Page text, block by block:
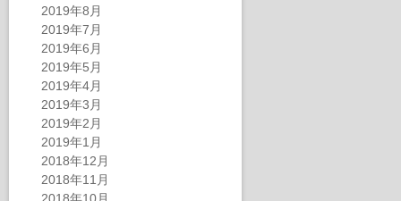
2019年8月
2019年7月
2019年6月
2019年5月
2019年4月
2019年3月
2019年2月
2019年1月
2018年12月
2018年11月